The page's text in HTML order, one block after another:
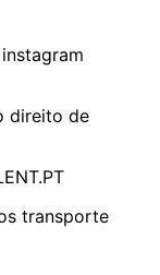
direito de
transporte